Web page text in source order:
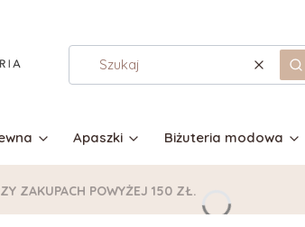
Wyczyść
Apaszki Biżuteria modowa
ZAKUPACH POWYŻEJ 150 ZŁ.